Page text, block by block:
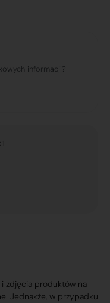
informacji?
i zdjęcia produktów na
Jednakże, w przypadku